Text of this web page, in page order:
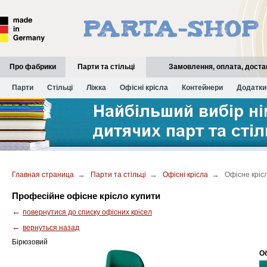
Про фабрики
Історія марки Kettler Історія марки Paidi Історія марки Topstar
Парти та стільці
Парти Стільці Ліжка Офісні крісла Контейнери Додатки
Замовлення, оплата,
Главная страница → Парти та стільці → Офісні крісла → Офісне
Професійне офісне крісло купити
← повернутися до списку офісних крісел
← вернуться назад
Бірюзовий